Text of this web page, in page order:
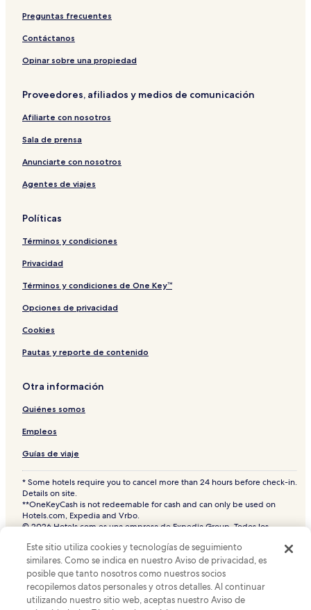
Preguntas frecuentes
Contáctanos
Opinar sobre una propiedad
Proveedores, afiliados y medios de comunicación
Afiliarte con nosotros
Sala de prensa
Anunciarte con nosotros
Agentes de viajes
Políticas
Términos y condiciones
Privacidad
Términos y condiciones de One Key™
Opciones de privacidad
Cookies
Pautas y reporte de contenido
Otra información
Quiénes somos
Empleos
Guías de viaje
* Some hotels require you to cancel more than 24 hours before check-in.
Details on site.
**OneKeyCash is not redeemable for cash and can only be used on
Hotels.com, Expedia and Vrbo.
© 2026 Hotels.com es una empresa de Expedia Group. Todos los
Hoteles.com y el logotipo de Hoteles.com son marcas comerciales o
marcas comerciales registradas de Hotels.com, L.P. CST# 2029030-50.
Este sitio utiliza cookies y tecnologías de seguimiento
similares. Como se indica en nuestro Aviso de privacidad, es
posible que tanto nosotros como nuestros socios
recopilemos datos personales y otros detalles. Al continuar
utilizando nuestro sitio web, aceptas nuestro Aviso de